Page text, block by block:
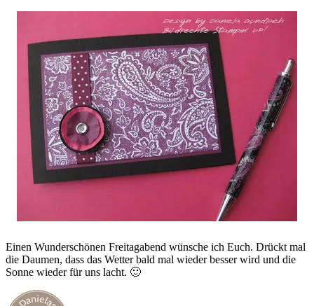
Einen Wunderschönen Freitagabend wünsche ich Euch. Drückt mal
die Daumen, dass das Wetter bald mal wieder besser wird und die
Sonne wieder für uns lacht. 🙂